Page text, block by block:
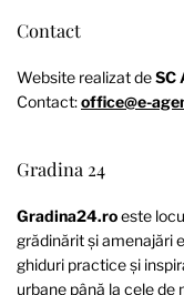
Contact
Website realizat deSC
Contact:office@e-
Gradina 24
Gradina24.roeste
grădinărit și amenajări
ghiduri practice și
urbane până la cele